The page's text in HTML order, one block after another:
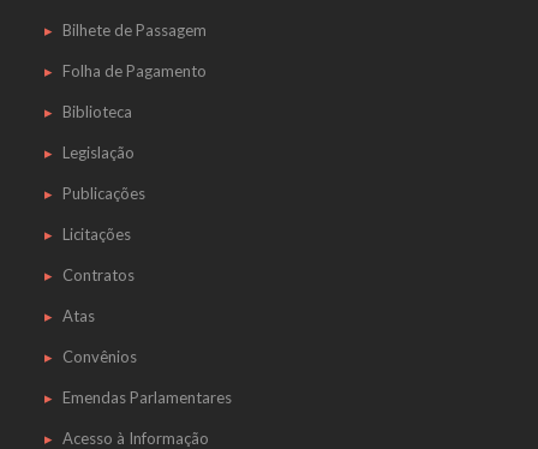
Bilhete de Passagem
Folha de Pagamento
Biblioteca
Legislação
Publicações
Licitações
Contratos
Atas
Convênios
Emendas Parlamentares
Acesso à Informação